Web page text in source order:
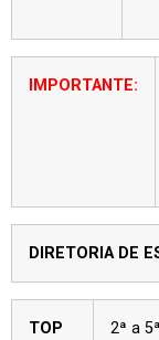
IMPORTANTE:
DIRETORIA DE
TOP
2ª a 5ª